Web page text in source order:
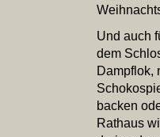
Und auch
dem
Dampflok,
backen
Rathaus